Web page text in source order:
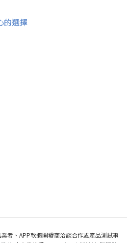
的選擇
者、APP軟體開發商洽談合作或產品測試事